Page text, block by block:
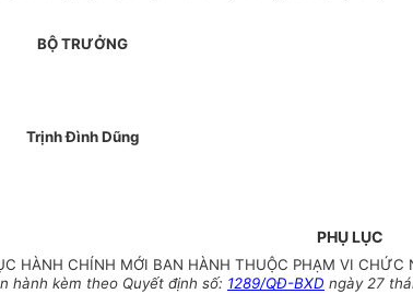
BỘ TRƯỞNG
Trịnh Đình Dũng
PHỤ LỤC
HÀNH CHÍNH MỚI BAN HÀNH THUỘC PHẠM VI CHỨC
hành kèm theo Quyết định số: 1289/QĐ-BXD ngày 27